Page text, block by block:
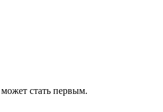
стать первым.